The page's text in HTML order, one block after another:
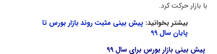
با بازار حرکت کرد.
بیشتر بخوانید: پیش بینی مثبت روند بازار بورس تا
پایان سال 99
پیش بینی بازار بورس برای سال 99